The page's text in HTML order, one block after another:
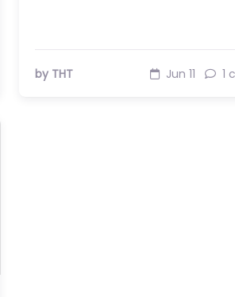
by THT Jun 11 1